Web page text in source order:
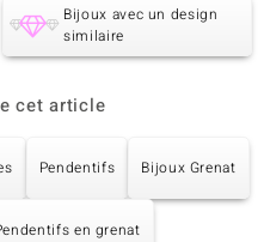
Bijoux avec un design
similaire
cet article
Pendentifs Bijoux Grenat
en grenat